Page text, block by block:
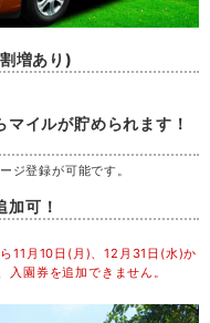
増あり)
イルが貯められます！
ジ登録が可能です。
可！
11月10日(月)、12月31日(水)か
入園券を追加できません。